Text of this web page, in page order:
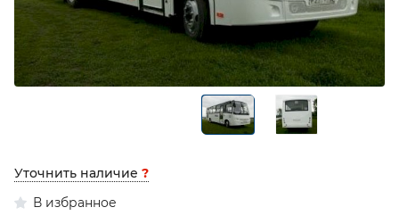
Уточнить наличие ?
В избранное